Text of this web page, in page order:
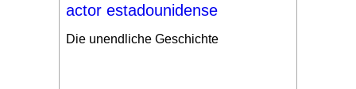
actor estadounidense
Die unendliche Geschichte